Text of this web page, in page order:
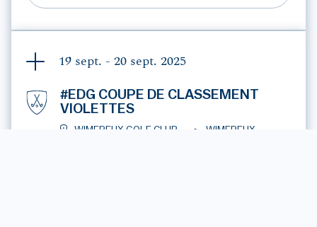
19 sept. - 20 sept. 2025
#EDG COUPE DE CLASSEMENT
VIOLETTES
WIMEREUX GOLF CLUB WIMEREUX